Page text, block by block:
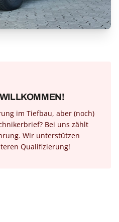
im Tiefbau, aber (noch)
Bei uns zählt
Wir unterstützen
Qualifizierung!